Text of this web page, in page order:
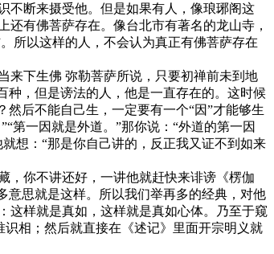
不断来摄受他。但是如果有人，像琅琊阁这
有佛菩萨存在。像台北市有著名的龙山寺，
所以这样的人，不会认为真正有佛菩萨存在
来下生佛 弥勒菩萨所说，只要初禅前未到地
种，但是谤法的人，他是一直存在的。这时候
后不能自己生，一定要有一个“因”才能够生
第一因就是外道。”那你说：“外道的第一因
想：“那是你自己讲的，反正我又证不到如来
，你不讲还好，一讲他就赶快来诽谤《楞伽
意思就是这样。所以我们举再多的经典，对他
这样就是真如，这样就是真如心体。乃至于窥
相；然后就直接在《述记》里面开宗明义就